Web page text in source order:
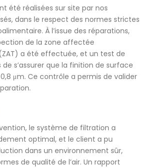
été réalisées sur site par nos
dans le respect des normes strictes
À l’issue des réparations,
de la zone affectée
a été effectuée, et un test de
s’assurer que la finition de surface
μm. Ce contrôle a permis de valider
le système de filtration a
optimal, et le client a pu
dans un environnement sûr,
de qualité de l’air. Un rapport